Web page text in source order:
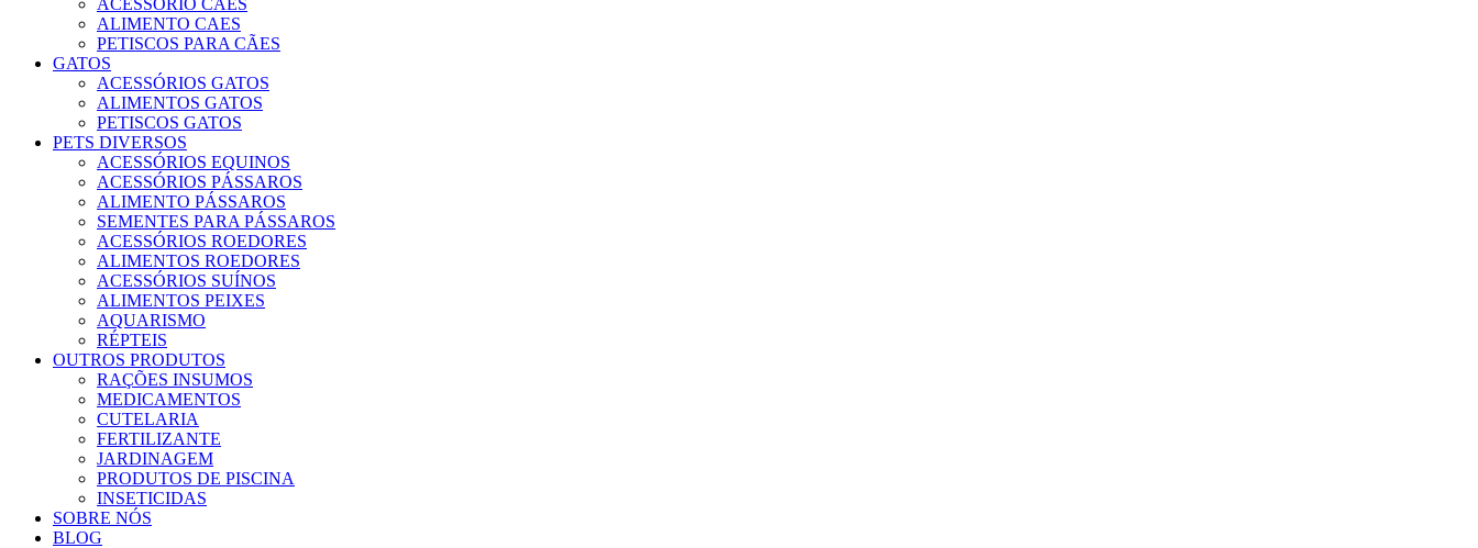
ACESSÓRIO CÃES
ALIMENTO CAES
PETISCOS PARA CÃES
GATOS
ACESSÓRIOS GATOS
ALIMENTOS GATOS
PETISCOS GATOS
PETS DIVERSOS
ACESSÓRIOS EQUINOS
ACESSÓRIOS PÁSSAROS
ALIMENTO PÁSSAROS
SEMENTES PARA PÁSSAROS
ACESSÓRIOS ROEDORES
ALIMENTOS ROEDORES
ACESSÓRIOS SUÍNOS
ALIMENTOS PEIXES
AQUARISMO
RÉPTEIS
OUTROS PRODUTOS
RAÇÕES INSUMOS
MEDICAMENTOS
CUTELARIA
FERTILIZANTE
JARDINAGEM
PRODUTOS DE PISCINA
INSETICIDAS
SOBRE NÓS
BLOG